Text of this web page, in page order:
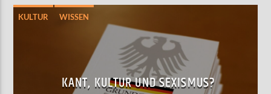
IT COULD HAPPEN TO YOU
SOFT COTTON COUNTY
KULTUR WISSEN
KANT, KULTUR UND SEXISMUS?